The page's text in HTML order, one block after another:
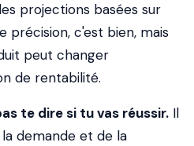
projections basées sur
précision, c'est bien, mais
peut changer
de rentabilité.
te dire si tu vas réussir. Il
demande et de la